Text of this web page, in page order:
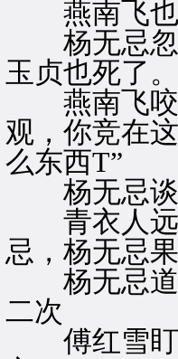
燕南飞也
杨无忌忽
玉贞也死了
燕南飞咬
观，你竞在
么东西T”
杨无忌谈
青衣人远
忌，杨无忌
杨无忌道“
二次
傅红雪盯